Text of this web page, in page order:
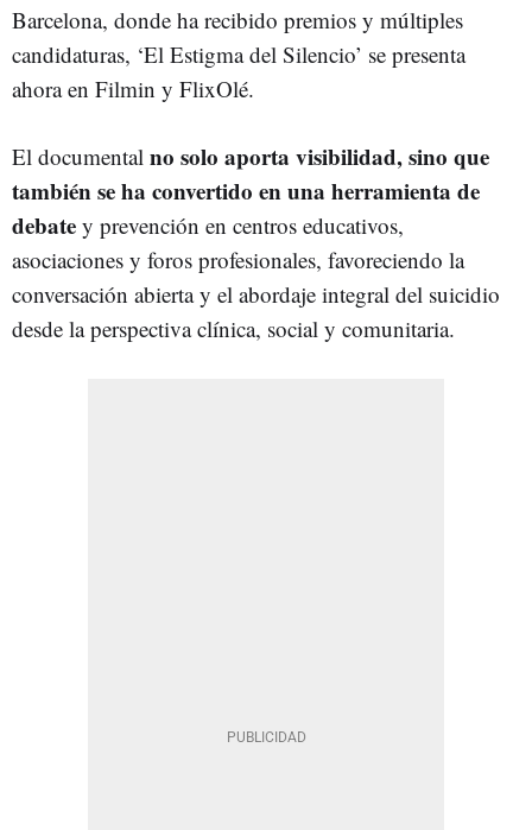
Barcelona, donde ha recibido premios y múltiples
candidaturas, ‘El Estigma del Silencio’ se presenta
ahora en Filmin y FlixOlé.
El documental no solo aporta visibilidad, sino que
también se ha convertido en una herramienta de
debate y prevención en centros educativos,
asociaciones y foros profesionales, favoreciendo la
conversación abierta y el abordaje integral del suicidio
desde la perspectiva clínica, social y comunitaria.